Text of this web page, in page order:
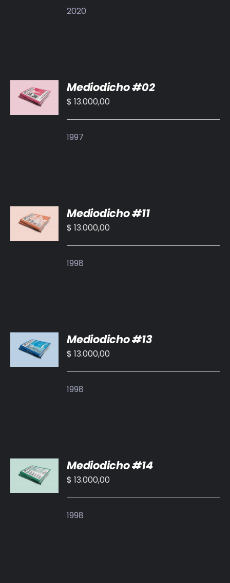
2020
AL
CARRITO
/
Mediodicho #02
$ 13.000,00
1997
AL
CARRITO
/
Mediodicho #11
$ 13.000,00
1998
AL
CARRITO
/
Mediodicho #13
$ 13.000,00
1998
AL
CARRITO
/
Mediodicho #14
$ 13.000,00
1998